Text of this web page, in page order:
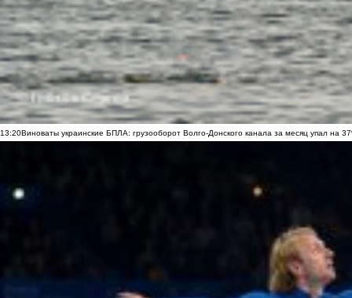
13:20Виноваты украинские БПЛА: грузооборот Волго-Донского канала за месяц упал на